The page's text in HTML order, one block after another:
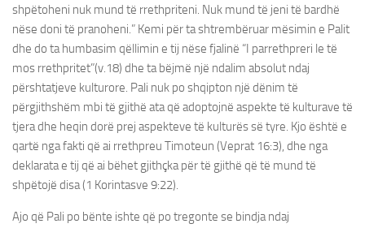
shpëtoheni nuk mund të rrethpriteni. Nuk mund të jeni të bardhë
nëse doni të pranoheni.” Kemi për ta shtrembëruar mësimin e Palit
dhe do ta humbasim qëllimin e tij nëse fjalinë “I parrethpreri le të
mos rrethpritet”(v.18) dhe ta bëjmë një ndalim absolut ndaj
përshtatjeve kulturore. Pali nuk po shqipton një dënim të
përgjithshëm mbi të gjithë ata që adoptojnë aspekte të kulturave të
tjera dhe heqin dorë prej aspekteve të kulturës së tyre. Kjo është e
qartë nga fakti që ai rrethpreu Timoteun (Veprat 16:3), dhe nga
deklarata e tij që ai bëhet gjithçka për të gjithë që të mund të
shpëtojë disa (1 Korintasve 9:22).
Ajo që Pali po bënte ishte që po tregonte se bindja ndaj